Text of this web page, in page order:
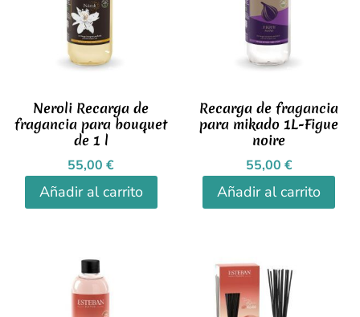
Neroli Recarga de
fragancia para bouquet
de 1 l
55,00€
Añadir al carrito
Recarga de fragancia
para mikado 1L-Figue
noire
55,00 €
Añadir al carrito